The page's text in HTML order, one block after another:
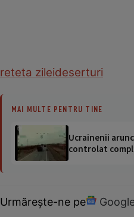
reteta zileideserturi
MAI MULTE PENTRU TINE
Ucrainenii
controlat
Urmărește-ne pe